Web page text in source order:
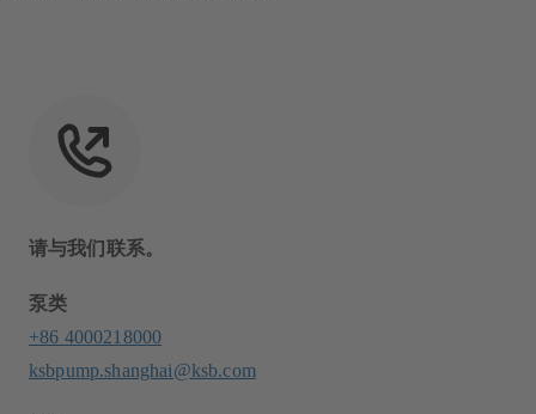
请与我们联系。
泵类
+86 4000218000
ksbpump.shanghai@ksb.com